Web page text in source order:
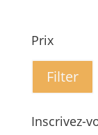
Prix
Filter
Inscrivez-